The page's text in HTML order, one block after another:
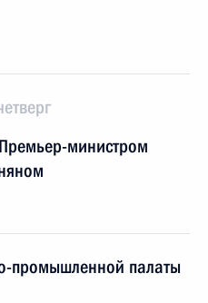
министром
промышленной палаты